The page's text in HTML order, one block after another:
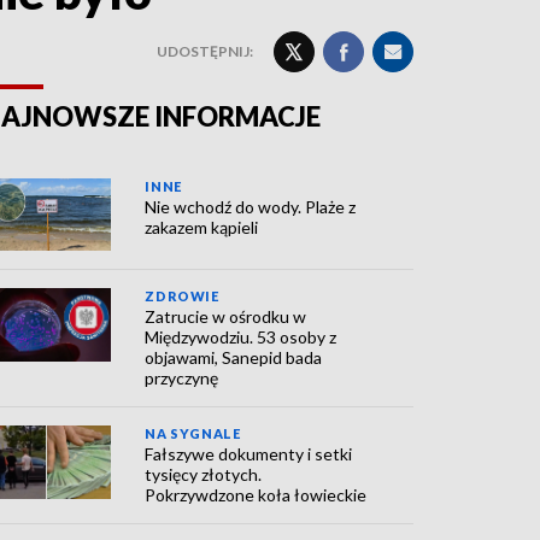
UDOSTĘPNIJ:
INFORMACJE
INNE
Nie wchodź do wody. Plaże z
zakazem kąpieli
ZDROWIE
Zatrucie w ośrodku w
Międzywodziu. 53 osoby z
objawami, Sanepid bada
przyczynę
NA SYGNALE
Fałszywe dokumenty i setki
tysięcy złotych.
Pokrzywdzone koła łowieckie